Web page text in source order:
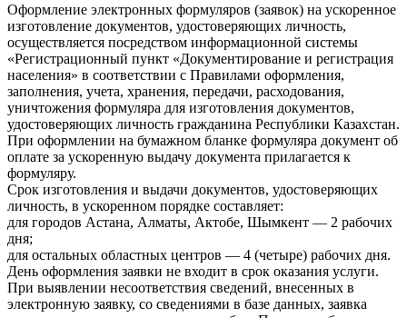
Оформление электронных формуляров (заявок) на ускоренное
изготовление документов, удостоверяющих личность,
осуществляется посредством информационной системы
«Регистрационный пункт «Документирование и регистрация
населения» в соответствии с Правилами оформления,
заполнения, учета, хранения, передачи, расходования,
уничтожения формуляра для изготовления документов,
удостоверяющих личность гражданина Республики Казахстан.
При оформлении на бумажном бланке формуляра документ об
оплате за ускоренную выдачу документа прилагается к
формуляру.
Срок изготовления и выдачи документов, удостоверяющих
личность, в ускоренном порядке составляет:
для городов Астана, Алматы, Актобе, Шымкент — 2 рабочих
дня;
для остальных областных центров — 4 (четыре) рабочих дня.
День оформления заявки не входит в срок оказания услуги.
При выявлении несоответствия сведений, внесенных в
электронную заявку, со сведениями в базе данных, заявка